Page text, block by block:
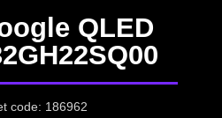
QLED
code: 186962